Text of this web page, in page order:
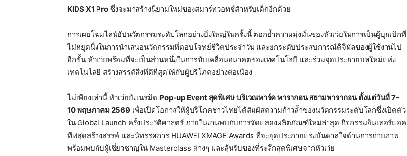
KIDS X1 Pro ซึ่งจะมาสร้างนิยามใหม่ของสมาร์ทวอทช์สำหรับเด็กอีกด้วย
การเผยโฉมไลน์อัปนวัตกรรมระดับโลกอย่างยิ่งใหญ่ในครั้งนี้ ตอกย้ำความมุ่งมั่นของหัวเว่ยในการเป็นผู้บุกเบิกที่
ไม่หยุดนิ่งในการนำเสนอนวัตกรรมที่ตอบโจทย์ชีวิตประจำวัน และยกระดับประสบการณ์ดิจิทัลของผู้ใช้งานไป
อีกขั้น หัวเว่ยพร้อมที่จะเป็นส่วนหนึ่งในการขับเคลื่อนอนาคตของเทคโนโลยี และร่วมจุดประกายบทใหม่แห่ง
เทคโนโลยี สร้างสรรค์สิ่งที่ดีที่สุดให้กับผู้บริโภคอย่างต่อเนื่อง
ไม่เพียงเท่านี้ หัวเว่ยยังเนรมิต Pop-up Event สุดพิเศษ บริเวณพาร์ค พารากอน สยามพารากอน ตั้งแต่วันที่7-
10พฤษภาคม 2569 เพื่อเปิดโอกาสให้ผู้บริโภคชาวไทยได้สัมผัสความก้าวล้ำของนวัตกรรมระดับโลกซึ่งเปิดตัว
ใน Global Launch ครั้งประวัติศาสตร์ ภายในงานพบกับการจัดแสดงผลิตภัณฑ์ใหม่ล่าสุด กิจกรรมอินเทอร์แอค
ทีฟสุดสร้างสรรค์ และนิทรรศการ HUAWEI XMAGE Awards ที่จะจุดประกายแรงบันดาลใจด้านการถ่ายภาพ
พร้อมพบกับผู้เชี่ยวชาญใน Masterclass ต่างๆ และลุ้นรับของที่ระลึกสุดพิเศษจากหัวเว่ย